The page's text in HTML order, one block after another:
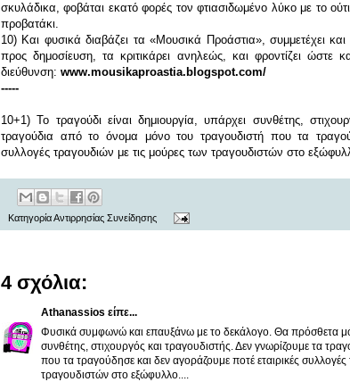
σκυλάδικα, φοβάται εκατό φορές τον φτιασιδωμένο λύκο με το
προβατάκι.
10) Και φυσικά διαβάζει τα «Μουσικά Προάστια», συμμετέχει και
προς δημοσίευση, τα κριτικάρει ανηλεώς, και φροντίζει
διεύθυνση: www.mousikaproastia.blogspot.com/
-----
10+1)Το τραγούδι είναι δημιουργία, υπάρχει συνθέτης,
τραγούδια από το όνομα μόνο του τραγουδιστή που τα
συλλογές τραγουδιών με τις μούρες των τραγουδιστών στο
ΚατηγορίαΑντιρρησίας Συνείδησης
4 σχόλια:
Athanassios είπε...
Φυσικά συμφωνώ και επαυξάνω με το δεκάλογο. Θα πρόσθετα
συνθέτης, στιχουργός και τραγουδιστής. Δεν γνωρίζουμε τα
που τα τραγούδησε και δεν αγοράζουμε ποτέ εταιρικές
τραγουδιστών στο εξώφυλλο....